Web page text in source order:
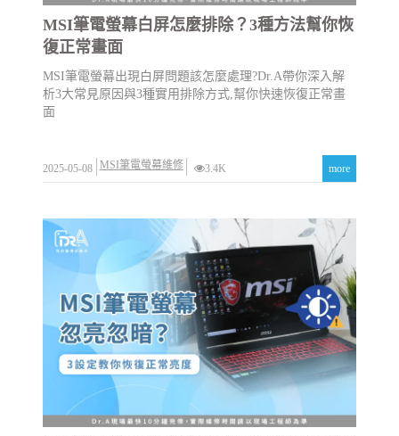
MSI筆電螢幕白屏怎麼排除？3種方法幫你恢
復正常畫面
MSI筆電螢幕出現白屏問題該怎麼處理?Dr.A帶你深入解
析3大常見原因與3種實用排除方式,幫你快速恢復正常畫
面
2025-05-08 MSI筆電螢幕維修 3.4K more